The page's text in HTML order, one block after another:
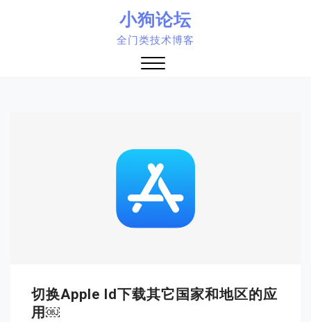
小狗论坛
全门类技术博客
切换apple Id下载其它国家和地区的应
用￼